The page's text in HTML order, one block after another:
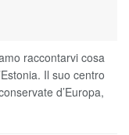
raccontarvi cosa
Il suo centro
d’Europa,